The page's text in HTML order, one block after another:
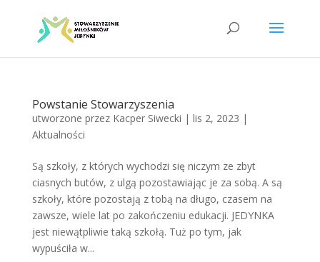
Powstanie Stowarzyszenia
utworzone przez Kacper Siwecki | lis 2, 2023 |
Aktualności
Są szkoły, z których wychodzi się niczym ze zbyt
ciasnych butów, z ulgą pozostawiając je za sobą. A są
szkoły, które pozostają z tobą na długo, czasem na
zawsze, wiele lat po zakończeniu edukacji. JEDYNKA
jest niewątpliwie taką szkołą. Tuż po tym, jak
wypuściła w...